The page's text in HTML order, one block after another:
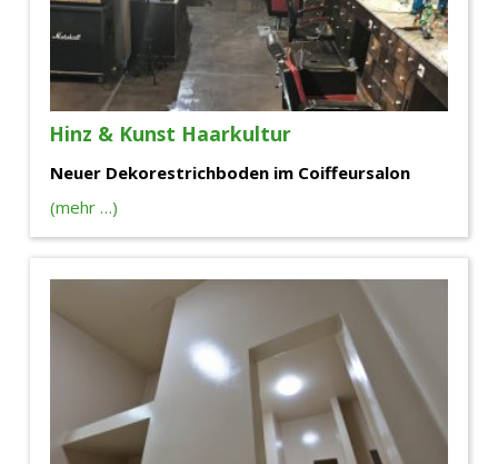
Hinz & Kunst Haarkultur
Neuer Dekorestrichboden im Coiffeursalon
(mehr …)